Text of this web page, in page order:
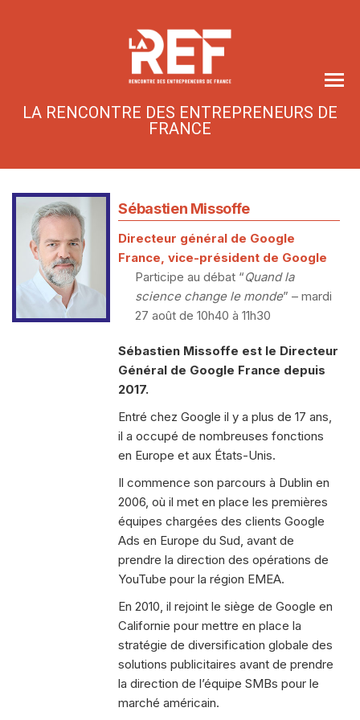
LA RENCONTRE DES ENTREPRENEURS DE
FRANCE
Sébastien Missoffe
Directeur général de Google
France, vice-président de Google
Participe au débat “Quand la
science change le monde” – mardi
27 août de 10h40 à 11h30
Sébastien Missoffe est le Directeur
Général de Google France depuis
2017.
Entré chez Google il y a plus de 17 ans,
il a occupé de nombreuses fonctions
en Europe et aux États-Unis.
Il commence son parcours à Dublin en
2006, où il met en place les premières
équipes chargées des clients Google
Ads en Europe du Sud, avant de
prendre la direction des opérations de
YouTube pour la région EMEA.
En 2010, il rejoint le siège de Google en
Californie pour mettre en place la
stratégie de diversification globale des
solutions publicitaires avant de prendre
la direction de l’équipe SMBs pour le
marché américain.